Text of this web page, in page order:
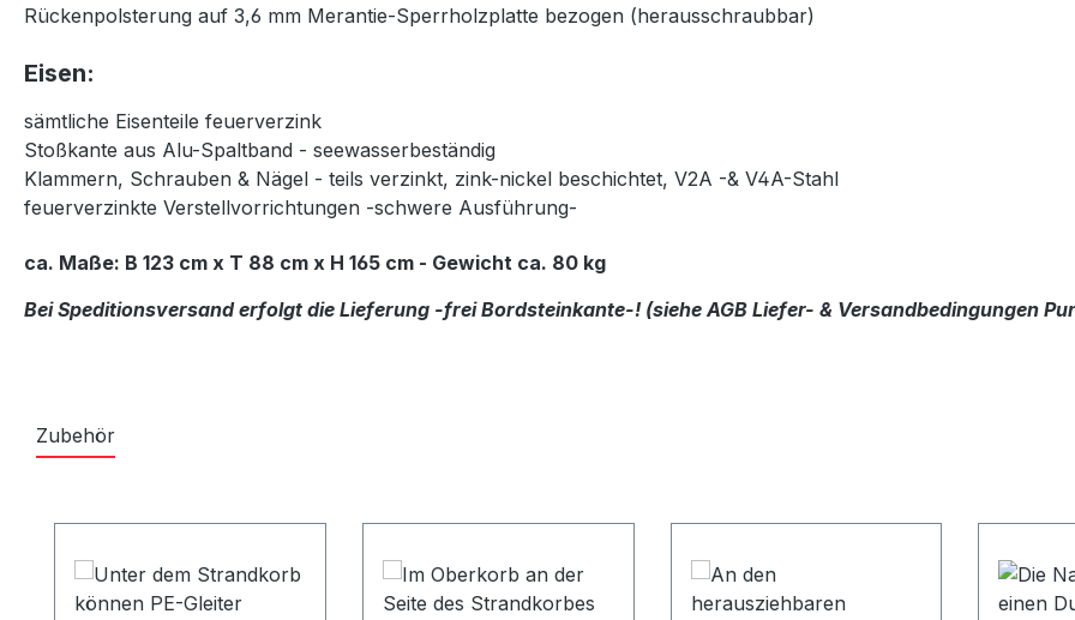
Rückenpolsterung auf 3,6 mm Merantie-Sperrholzplatte bezogen (herausschraubbar)
Eisen:
sämtliche Eisenteile feuerverzink
Stoßkante aus Alu-Spaltband - seewasserbeständig
Klammern, Schrauben & Nägel - teils verzinkt, zink-nickel beschichtet, V2A -& V4A-Stahl
feuerverzinkte Verstellvorrichtungen -schwere Ausführung-
ca. Maße: B 123 cm x T 88 cm x H 165 cm - Gewicht ca. 80 kg
Bei Speditionsversand erfolgt die Lieferung -frei Bordsteinkante-! (siehe AGB Liefer- & Versandbedingungen
Zubehör